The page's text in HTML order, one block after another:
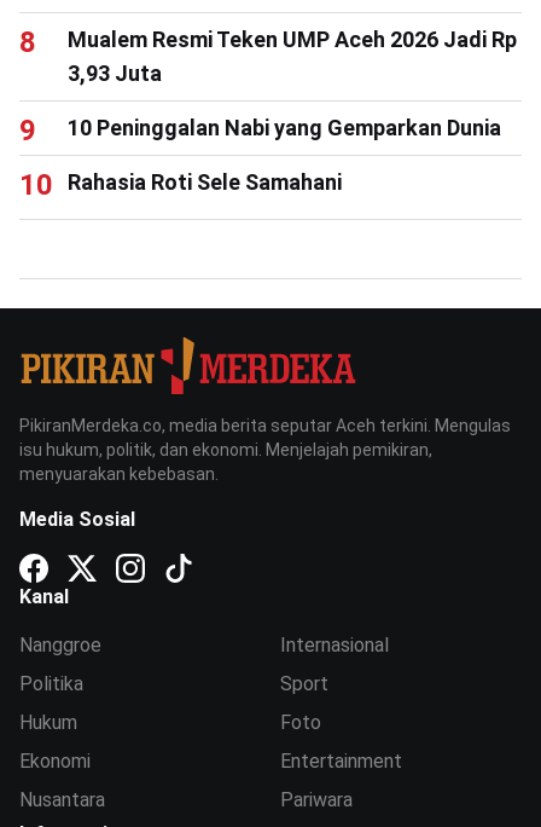
Mualem Resmi Teken UMP Aceh 2026 Jadi Rp
3,93 Juta
10 Peninggalan Nabi yang Gemparkan Dunia
Rahasia Roti Sele Samahani
PikiranMerdeka.co, media berita seputar Aceh terkini. Mengulas
isu hukum, politik, dan ekonomi. Menjelajah pemikiran,
menyuarakan kebebasan.
Media Sosial
Kanal
Nanggroe
Politika
Hukum
Ekonomi
Nusantara
Internasional
Sport
Foto
Entertainment
Pariwara